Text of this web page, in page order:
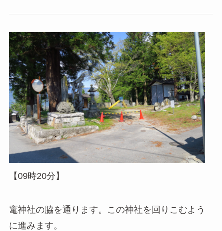
【09時20分】
竃神社の脇を通ります。この神社を回りこむよう
に進みます。